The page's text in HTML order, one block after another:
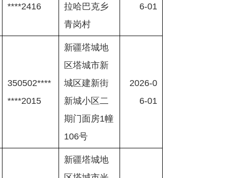
****2416
拉哈巴克乡
青岗村
6-01
350502****
****2015
新疆塔城地
区塔城市新
城区建新街
新城小区二
期门面房1幢
106号
2026-0
6-01
新疆塔城地